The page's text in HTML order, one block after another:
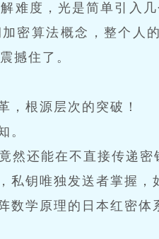
难度，光是简单引入
密算法概念，整个人
撼住了。
，根源层次的突破！
。
然还能在不直接传递密
私钥唯独发送者掌握，
数学原理的日本红密